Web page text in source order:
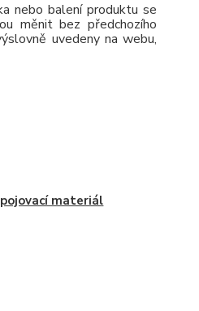
nebo balení produktu se
měnit bez předchozího
uvedeny na webu,
materiál